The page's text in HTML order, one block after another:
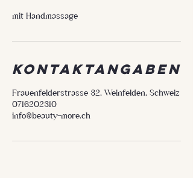
mit Handmassage
Kontaktangaben
Frauenfelderstrasse 32, Weinfelden, Schweiz
0716202310
info@beauty-more.ch